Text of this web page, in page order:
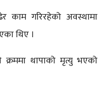
काम गरिरहेको अवस्थामा
थिए ।
क्रममा थापाको मृत्यु भएको